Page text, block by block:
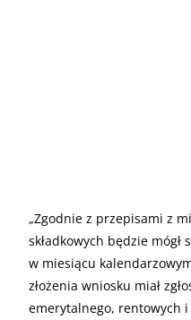
„Zgodnie z przepisami z
składkowych będzie mógł
w miesiącu
złożenia wniosku miał
emerytalnego, rentowych